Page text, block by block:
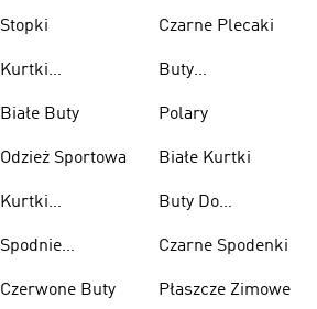
Stopki
Kurtki
Białe Buty
Odzież Sportowa
Kurtki
Spodnie
Czerwone Buty
Czarne Plecaki
Buty
Polary
Białe Kurtki
Buty Do
Czarne Spodenki
Płaszcze Zimowe